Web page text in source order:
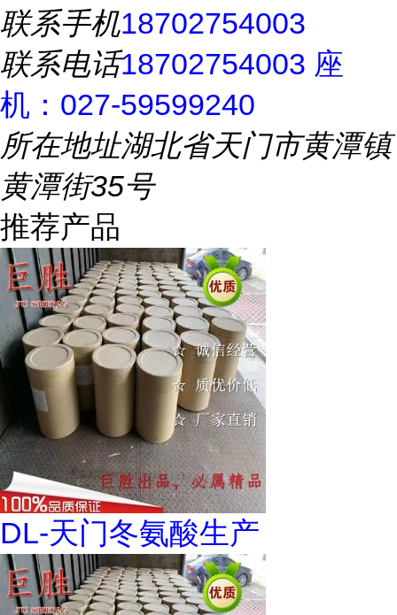
联系手机18702754003
联系电话18702754003 座
机：027-59599240
所在地址湖北省天门市黄潭镇
黄潭街35号
推荐产品
DL-天门冬氨酸生产